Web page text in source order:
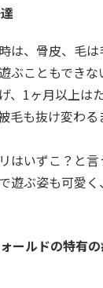
は、骨皮、毛は
ぶこともでき
、1ヶ月以上は
毛も抜け変わ
はいずこ？と
遊ぶ姿も可愛
ールドの特有